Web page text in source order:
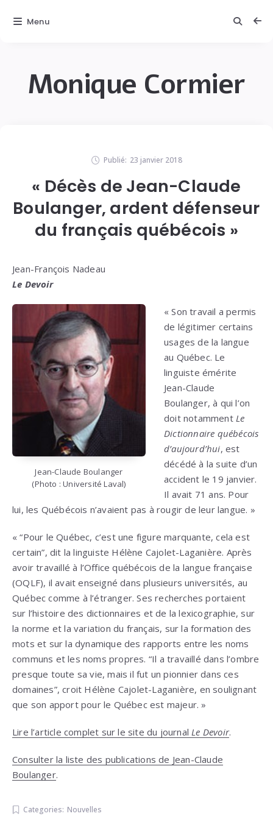
Monique Cormier
Publié: 23 janvier 2018
« Décès de Jean-Claude
Boulanger, ardent défenseur
du français québécois »
Jean-François Nadeau
Le Devoir
Jean-Claude Boulanger
(Photo : Université Laval)
« Son travail a permis
de légitimer certains
usages de la langue
au Québec. Le
linguiste émérite
Jean-Claude
Boulanger, à qui l’on
doit notamment Le
Dictionnaire québécois
d’aujourd’hui, est
décédé à la suite d’un
accident le 19 janvier.
Il avait 71 ans. Pour
lui, les Québécois n’avaient pas à rougir de leur langue. »
« “Pour le Québec, c’est une figure marquante, cela est
certain”, dit la linguiste Hélène Cajolet-Laganière. Après
avoir travaillé à l’Office québécois de la langue française
(OQLF), il avait enseigné dans plusieurs universités, au
Québec comme à l’étranger. Ses recherches portaient
sur l’histoire des dictionnaires et de la lexicographie, sur
la norme et la variation du français, sur la formation des
mots et sur la dynamique des rapports entre les noms
communs et les noms propres. “Il a travaillé dans l’ombre
presque toute sa vie, mais il fut un pionnier dans ces
domaines”, croit Hélène Cajolet-Laganière, en soulignant
que son apport pour le Québec est majeur. »
Lire l’article complet sur le site du journalLe Devoir.
Consulter la liste des publications de Jean-Claude
Boulanger.
Categories: Nouvelles
Menu